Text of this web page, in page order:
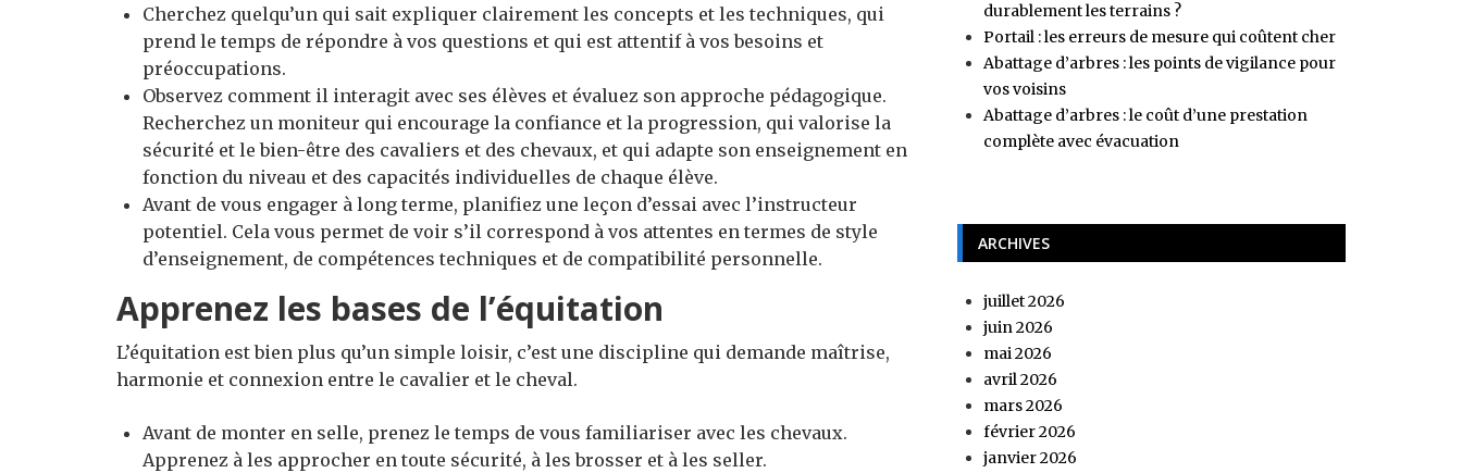
Cherchez quelqu’un qui sait expliquer clairement les concepts et les techniques, qui
prend le temps de répondre à vos questions et qui est attentif à vos besoins et
préoccupations.
Observez comment il interagit avec ses élèves et évaluez son approche pédagogique.
Recherchez un moniteur qui encourage la confiance et la progression, qui valorise la
sécurité et le bien-être des cavaliers et des chevaux, et qui adapte son enseignement en
fonction du niveau et des capacités individuelles de chaque élève.
Avant de vous engager à long terme, planifiez une leçon d’essai avec l’instructeur
potentiel. Cela vous permet de voir s’il correspond à vos attentes en termes de style
d’enseignement, de compétences techniques et de compatibilité personnelle.
Apprenez les bases de l’équitation
L’équitation est bien plus qu’un simple loisir, c’est une discipline qui demande maîtrise,
harmonie et connexion entre le cavalier et le cheval.
Avant de monter en selle, prenez le temps de vous familiariser avec les chevaux.
Apprenez à les approcher en toute sécurité, à les brosser et à les seller.
durablement les terrains ?
Portail : les erreurs de mesure qui coûtent cher
Abattage d’arbres : les points de vigilance pour
vos voisins
Abattage d’arbres : le coût d’une prestation
complète avec évacuation
ARCHIVES
juillet 2026
juin 2026
mai 2026
avril 2026
mars 2026
février 2026
janvier 2026